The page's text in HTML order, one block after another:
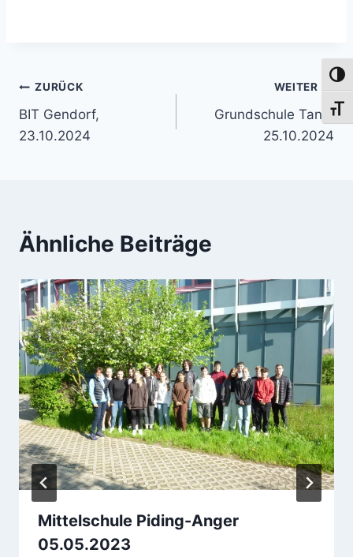
Beitragsnavigation
ZURÜCK
BIT Gendorf,
23.10.2024
WEITER
Grundschule Tann,
25.10.2024
Ähnliche Beiträge
Mittelschule Piding-Anger
05.05.2023